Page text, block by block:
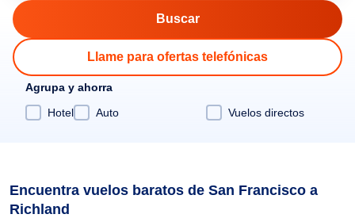
Llame para ofertas telefónicas
Agrupa y ahorra
Hotel
Auto Vuelos directos
Encuentra vuelos baratos de San Francisco a
Richland